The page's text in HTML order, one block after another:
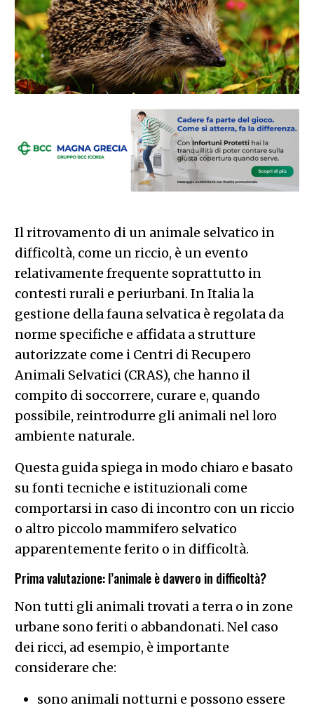
Il ritrovamento di un animale selvatico in
difficoltà, come un riccio, è un evento
relativamente frequente soprattutto in
contesti rurali e periurbani. In Italia la
gestione della fauna selvatica è regolata da
norme specifiche e affidata a strutture
autorizzate come i Centri di Recupero
Animali Selvatici (CRAS), che hanno il
compito di soccorrere, curare e, quando
possibile, reintrodurre gli animali nel loro
ambiente naturale.
Questa guida spiega in modo chiaro e basato
su fonti tecniche e istituzionali come
comportarsi in caso di incontro con un riccio
o altro piccolo mammifero selvatico
apparentemente ferito o in difficoltà.
Prima valutazione: l’animale è davvero in difficoltà?
Non tutti gli animali trovati a terra o in zone
urbane sono feriti o abbandonati. Nel caso
dei ricci, ad esempio, è importante
considerare che:
sono animali notturni e possono essere